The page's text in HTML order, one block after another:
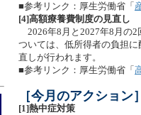
■参考リンク：厚生労働省「
[4]高額療養費制度の見直し
2026年8月と2027年8月の2
ついては、低所得者の負担
直しが行われます。
■参考リンク：厚生労働省「
［今月のアクション
[1]熱中症対策